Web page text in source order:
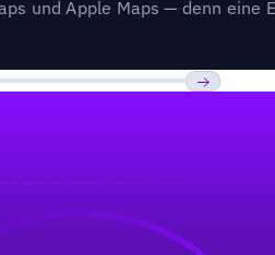
und Apple Maps — denn